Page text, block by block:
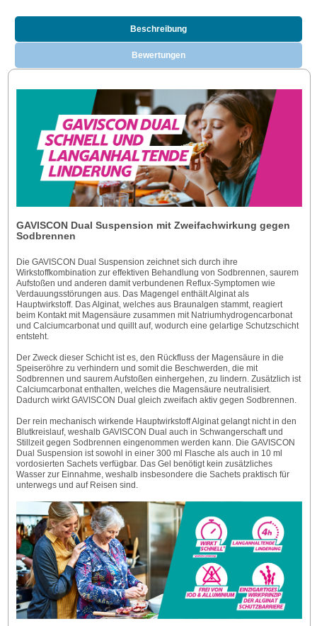
Beschreibung
Bewertungen
GAVISCON Dual Suspension mit Zweifachwirkung gegen
Sodbrennen
Die GAVISCON Dual Suspension zeichnet sich durch ihre
Wirkstoffkombination zur effektiven Behandlung von Sodbrennen, saurem
Aufstoßen und anderen damit verbundenen Reflux-Symptomen wie
Verdauungsstörungen aus. Das Magengel enthält Alginat als
Hauptwirkstoff. Das Alginat, welches aus Braunalgen stammt, reagiert
beim Kontakt mit Magensäure zusammen mit Natriumhydrogencarbonat
und Calciumcarbonat und quillt auf, wodurch eine gelartige Schutzschicht
entsteht.
Der Zweck dieser Schicht ist es, den Rückfluss der Magensäure in die
Speiseröhre zu verhindern und somit die Beschwerden, die mit
Sodbrennen und saurem Aufstoßen einhergehen, zu lindern. Zusätzlich ist
Calciumcarbonat enthalten, welches die Magensäure neutralisiert.
Dadurch wirkt GAVISCON Dual gleich zweifach aktiv gegen Sodbrennen.
Der rein mechanisch wirkende Hauptwirkstoff Alginat gelangt nicht in den
Blutkreislauf, weshalb GAVISCON Dual auch in Schwangerschaft und
Stillzeit gegen Sodbrennen eingenommen werden kann. Die GAVISCON
Dual Suspension ist sowohl in einer 300 ml Flasche als auch in 10 ml
vordosierten Sachets verfügbar. Das Gel benötigt kein zusätzliches
Wasser zur Einnahme, weshalb insbesondere die Sachets praktisch für
unterwegs und auf Reisen sind.